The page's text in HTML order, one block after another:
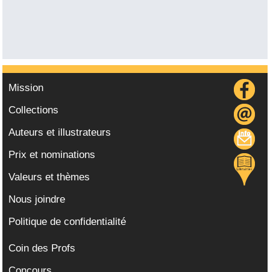
Mission
Collections
Auteurs et illustrateurs
Prix et nominations
Valeurs et thèmes
Nous joindre
Politique de confidentialité
Coin des Profs